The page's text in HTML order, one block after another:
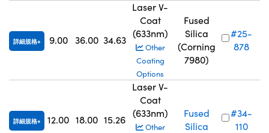
詳細規格 9.00 36.00 34.63
Laser V-
Coat
(633nm)
Other
Coating
Options
Fused
Silica
(Corning
7980)
#25-
878
詳細規格 12.00 18.00 15.26
Laser V-
Coat
(633nm)
Other
Fused
Silica
#34-
110